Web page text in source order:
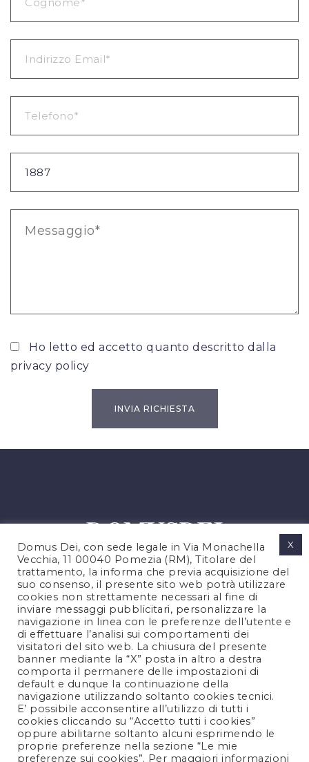
Ho letto ed accetto quanto descritto dalla
privacy policy
PRIVACY POLICY
COOKIES POLICY
NOTE LEGALI
CONTATTACI
FOLLOW US
Domus Dei, con sede legale in Via Monachella
Vecchia, 11 00040 Pomezia (RM), Titolare del
trattamento, la informa che previa acquisizione del
suo consenso, il presente sito web potrà utilizzare
cookies non strettamente necessari al fine di
inviare messaggi pubblicitari, personalizzare la
navigazione in linea con le preferenze dell’utente e
di effettuare l’analisi sui comportamenti dei
visitatori del sito web. La chiusura del presente
banner mediante la “X” posta in altro a destra
comporta il permanere delle impostazioni di
default e dunque la continuazione della
navigazione utilizzando soltanto cookies tecnici.
E’ possibile acconsentire all’utilizzo di tutti i
cookies cliccando su “Accetto tutti i cookies”
oppure abilitarne soltanto alcuni esprimendo le
proprie preferenze nella sezione “Le mie
preferenze sui cookies”. Per maggiori informazioni
X